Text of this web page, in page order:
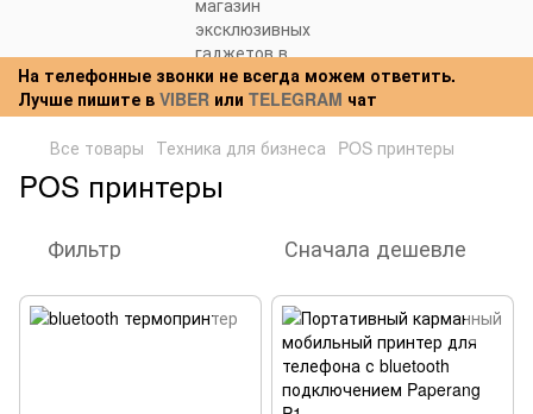
На телефонные звонки не всегда можем ответить.
Лучше пишите в VIBER или TELEGRAM чат
Все товары Техника для бизнеса POS принтеры
POS принтеры
Фильтр Сначала дешевле